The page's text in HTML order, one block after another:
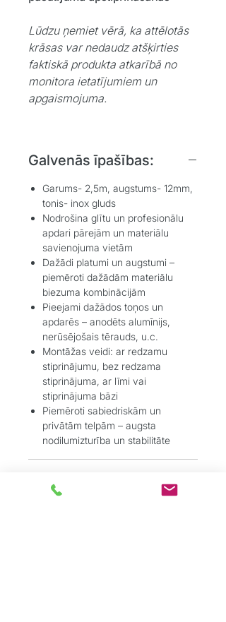
Lūdzu ņemiet vērā, ka attēlotās
krāsas var nedaudz atšķirties
faktiskā produkta atkarībā no
monitora ietatījumiem un
apgaismojuma.
Galvenās īpašības:
Garums- 2,5m, augstums- 12mm,
tonis- inox gluds
Nodrošina glītu un profesionālu
apdari pārejām un materiālu
savienojuma vietām
Dažādi platumi un augstumi –
piemēroti dažādām materiālu
biezuma kombinācijām
Pieejami dažādos toņos un
apdarēs – anodēts alumīnijs,
nerūsējošais tērauds, u.c.
Montāžas veidi: ar redzamu
stiprinājumu, bez redzama
stiprinājuma, ar līmi vai
stiprinājuma bāzi
Piemēroti sabiedriskām un
privātām telpām – augsta
nodilumizturība un stabilitāte
Pielietojums: